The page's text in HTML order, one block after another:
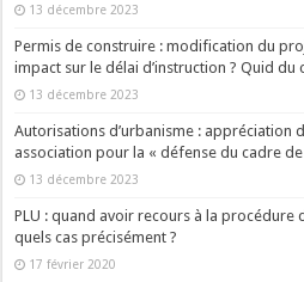
13 décembre 2023
Permis de construire : modification du
impact sur le délai d’instruction ? Quid du
13 décembre 2023
Autorisations d’urbanisme : appréciation
association pour la « défense du cadre de
13 décembre 2023
PLU : quand avoir recours à la
quels cas précisément ?
17 février 2020